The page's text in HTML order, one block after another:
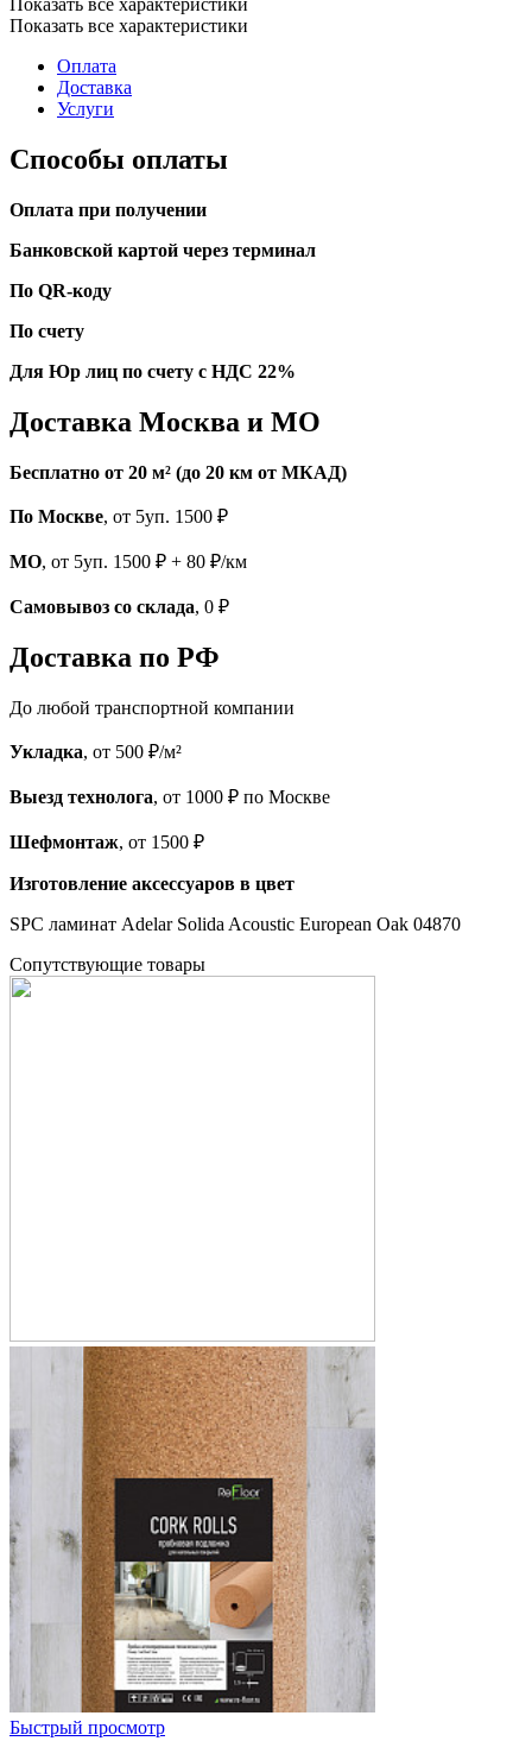
Показать все характеристики
Оплата
Доставка
Услуги
Способы оплаты
Оплата при получении
Банковской картой через терминал
По QR-коду
По счету
Для Юр лиц по счету с НДС 22%
Доставка Москва и МО
Бесплатно от 20 м² (до 20 км от МКАД)
По Москве, от 5уп. 1500 ₽
МО, от 5уп. 1500 ₽ + 80 ₽/км
Самовывоз со склада, 0 ₽
Доставка по РФ
До любой транспортной компании
Укладка, от 500 ₽/м²
Выезд технолога, от 1000 ₽ по Москве
Шефмонтаж, от 1500 ₽
Изготовление аксессуаров в цвет
SPC ламинат Adelar Solida Acoustic European Oak 04870
Cопутствующие товары
Быстрый просмотр